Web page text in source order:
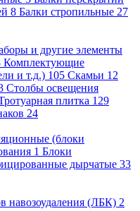
8 Балки стропильные 27
и другие элементы
Комплектующие
и т.д.) 105 Скамьи 12
Столбы освещения
плитка 129
24
(блоки
1 Блоки
дырчатые 33
навозоудаления (ЛБК) 2